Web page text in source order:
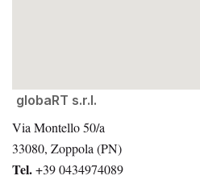
globaRT s.r.l.
Via Montello 50/a
33080, Zoppola (PN)
Tel.+39 0434974089